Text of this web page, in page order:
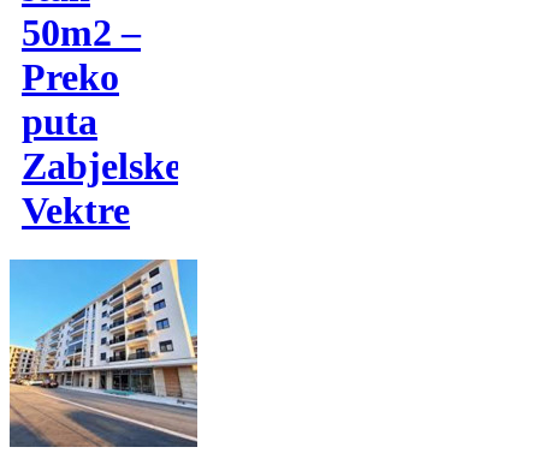
50m2 –
Preko
puta
Zabjelske
Vektre